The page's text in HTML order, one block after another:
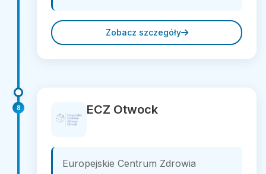
Zobacz szczegóły
8 ECZ Otwock
Europejskie Centrum Zdrowia